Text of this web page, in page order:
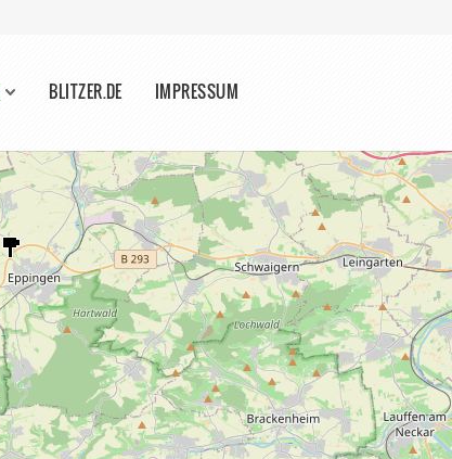
BLITZER.DE IMPRESSUM